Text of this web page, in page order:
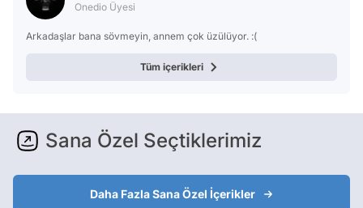
Onedio Üyesi
Arkadaşlar bana sövmeyin, annem çok üzülüyor. :(
Tüm içerikleri
Sana Özel Seçtiklerimiz
Daha Fazla Sana Özel İçerikler